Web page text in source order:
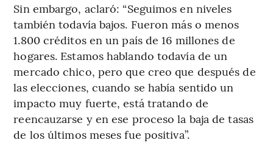
Sin embargo, aclaró: “Seguimos en niveles
también todavía bajos. Fueron más o menos
1.800 créditos en un país de 16 millones de
hogares. Estamos hablando todavía de un
mercado chico, pero que creo que después de
las elecciones, cuando se había sentido un
impacto muy fuerte, está tratando de
reencauzarse y en ese proceso la baja de tasas
de los últimos meses fue positiva”.